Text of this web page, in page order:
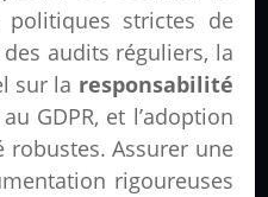
strictes de
audits réguliers, la
sur la responsabilité
GDPR, et l’adoption
robustes. Assurer une
rigoureuses